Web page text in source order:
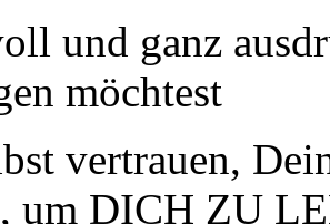
und ganz
möchtest
vertrauen,
um DICH ZU